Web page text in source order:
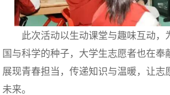
此次活动以生动课堂与趣味互动，
国与科学的种子，大学生志愿者也在奉
展现青春担当，传递知识与温暖，让志
未来。